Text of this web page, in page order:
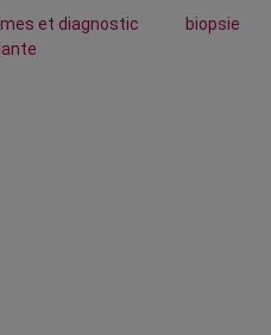
et diagnostic
biopsie